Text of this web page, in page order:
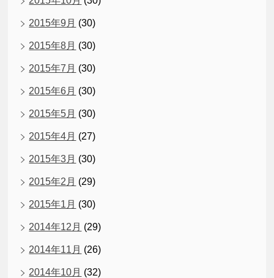
2015年9月 (30)
2015年8月 (30)
2015年7月 (30)
2015年6月 (30)
2015年5月 (30)
2015年4月 (27)
2015年3月 (30)
2015年2月 (29)
2015年1月 (30)
2014年12月 (29)
2014年11月 (26)
2014年10月 (32)